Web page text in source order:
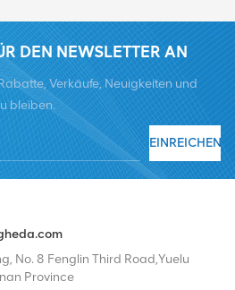
DEN NEWSLETTER AN
Verkäufe, Neuigkeiten und
bleiben.
EINREICHEN
No. 8 Fenglin Third Road,Yuelu
Province